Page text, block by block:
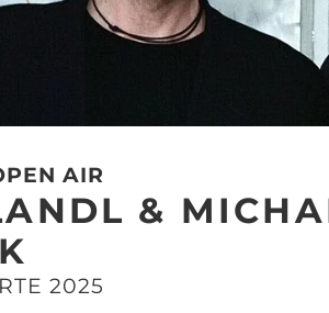
AIR
&
2025